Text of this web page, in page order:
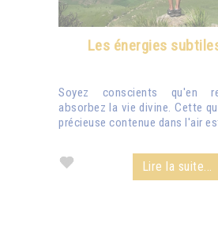
Les énergies
Soyez conscients qu'en
absorbez la vie divine. Cette
précieuse contenue dans l'air
Lire la suite...